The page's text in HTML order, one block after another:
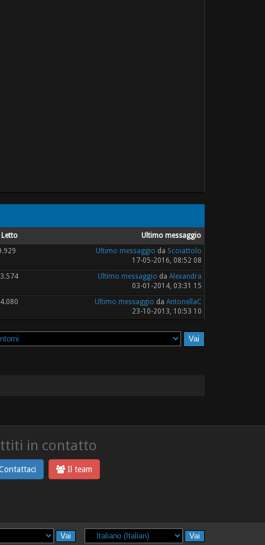
Letto
Ultimo messaggio
Ultimo messaggio da Scoiattolo
17-05-2016, 08:52 08
Ultimo messaggio da Alexandra
03-01-2014, 03:31 15
Ultimo messaggio da AntonellaC
23-10-2013, 10:53 10
in contatto
Il team